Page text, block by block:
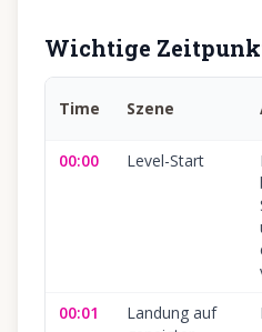
Wichtige
Time Szene
00:00
Level-Start
00:01
Landung auf